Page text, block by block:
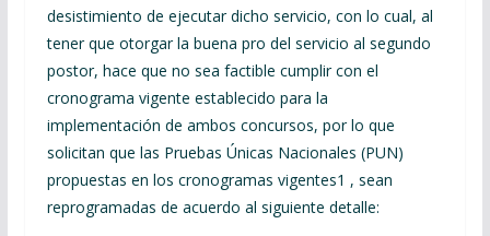
desistimiento de ejecutar dicho servicio, con lo cual, al
tener que otorgar la buena pro del servicio al segundo
postor, hace que no sea factible cumplir con el
cronograma vigente establecido para la
implementación de ambos concursos, por lo que
solicitan que las Pruebas Únicas Nacionales (PUN)
propuestas en los cronogramas vigentes1 , sean
reprogramadas de acuerdo al siguiente detalle: